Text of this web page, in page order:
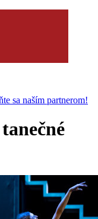
sa naším partnerom!